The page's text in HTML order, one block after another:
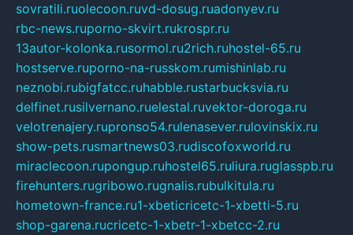
sovratili.ruolecoon.ruvd-dosug.ruadonyev.ru
rbc-news.ruporno-skvirt.rukrospr.ru
13autor-kolonka.rusormol.ru2rich.ruhostel-65.ru
hostserve.ruporno-na-russkom.rumishinlab.ru
neznobi.rubigfatcc.ruhabble.rustarbucksvia.ru
delfinet.rusilvernano.ruelestal.ruvektor-doroga.ru
velotrenajery.rupronso54.rulenasever.rulovinskix.ru
show-pets.rusmartnews03.rudiscofoxworld.ru
miraclecoon.rupongup.ruhostel65.ruliura.ruglasspb.ru
firehunters.rugribowo.rugnalis.rubulkitula.ru
hometown-france.ru1-xbeticricetc-1-xbetti-5.ru
shop-garena.rucricetc-1-xbetr-1-xbetcc-2.ru